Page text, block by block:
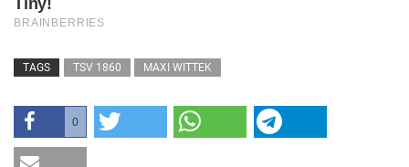
TAGS TSV 1860 MAXI WITTEK
0